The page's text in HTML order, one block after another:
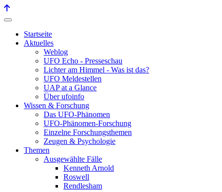
Startseite
Aktuelles
Weblog
UFO Echo - Presseschau
Lichter am Himmel - Was ist das?
UFO Meldestellen
UAP at a Glance
Über ufoinfo
Wissen & Forschung
Das UFO-Phänomen
UFO-Phänomen-Forschung
Einzelne Forschungsthemen
Zeugen & Psychologie
Themen
Ausgewählte Fälle
Kenneth Arnold
Roswell
Rendlesham